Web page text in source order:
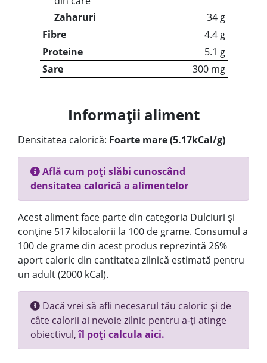
Zaharuri
34 g
Fibre
4.4 g
Proteine
5.1 g
Sare
300 mg
Informații aliment
Densitatea calorică: Foarte mare (5.17kCal/g)
Află cum poți slăbi cunoscând
densitatea calorică a alimentelor
Acest aliment face parte din categoria Dulciuri și
conține 517 kilocalorii la 100 de grame. Consumul a
100 de grame din acest produs reprezintă 26%
aport caloric din cantitatea zilnică estimată pentru
un adult (2000 kCal).
Dacă vrei să afli necesarul tău caloric și de
câte calorii ai nevoie zilnic pentru a-ți atinge
obiectivul,îl poți calcula aici.